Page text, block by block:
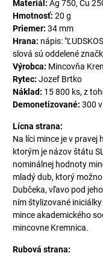
Materiál: Ag 750, Cu
Hmotnosť: 20 g
Priemer: 34 mm
Hrana: nápis:
slová sú oddelené
Výrobca: Mincovňa
Rytec: Jozef Brtko
Náklad: 15 800 ks, z
Demonetizované: 300
Lícna strana:
Na líci mince je v
ktorým je názov štátu
nominálnej hodnoty
mladý dub, ktorý
Dubčeka, vľavo pod
ním štylizované
mince akademického
mincovne Kremnica.
Rubová strana: